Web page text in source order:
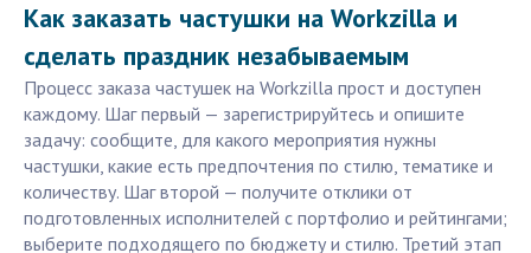
Как заказать частушки на Workzilla и
сделать праздник незабываемым
Процесс заказа частушек на Workzilla прост и доступен
каждому. Шаг первый — зарегистрируйтесь и опишите
задачу: сообщите, для какого мероприятия нужны
частушки, какие есть предпочтения по стилю, тематике и
количеству. Шаг второй — получите отклики от
подготовленных исполнителей с портфолио и рейтингами;
выберите подходящего по бюджету и стилю. Третий этап